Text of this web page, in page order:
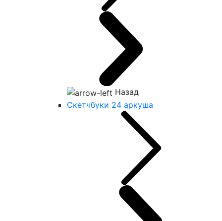
Назад
Скетчбуки 24 аркуша